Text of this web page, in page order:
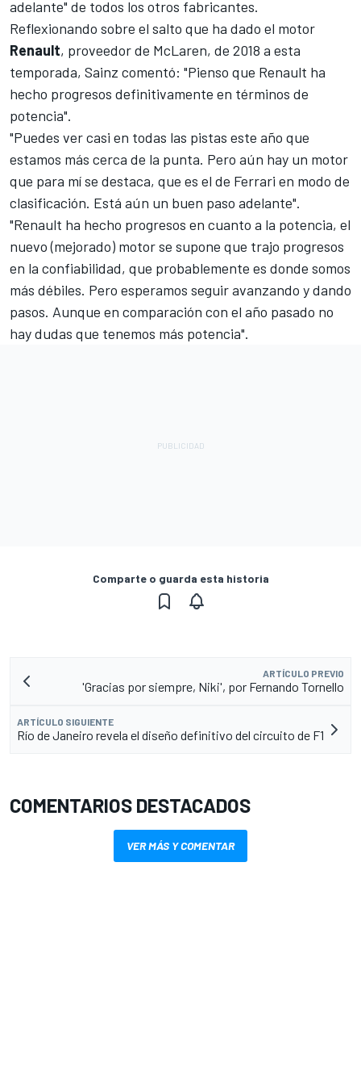
adelante" de todos los otros fabricantes.
Reflexionando sobre el salto que ha dado el motor
Renault, proveedor de McLaren, de 2018 a esta
temporada, Sainz comentó: "Pienso que Renault ha
hecho progresos definitivamente en términos de
potencia".
"Puedes ver casi en todas las pistas este año que
estamos más cerca de la punta. Pero aún hay un motor
que para mí se destaca, que es el de Ferrari en modo de
clasificación. Está aún un buen paso adelante".
"Renault ha hecho progresos en cuanto a la potencia, el
nuevo (mejorado) motor se supone que trajo progresos
en la confiabilidad, que probablemente es donde somos
más débiles. Pero esperamos seguir avanzando y dando
pasos. Aunque en comparación con el año pasado no
hay dudas que tenemos más potencia".
Comparte o guarda esta historia
ARTÍCULO PREVIO
'Gracias por siempre, Niki', por Fernando Tornello
ARTÍCULO SIGUIENTE
Río de Janeiro revela el diseño definitivo del circuito de F1
COMENTARIOS DESTACADOS
VER MÁS Y COMENTAR